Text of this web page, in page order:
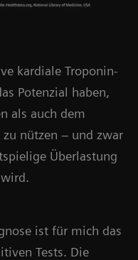
kardiale Troponin-
Potenzial haben,
als auch dem
nützen – und zwar
Überlastung
ist für mich das
Tests. Die